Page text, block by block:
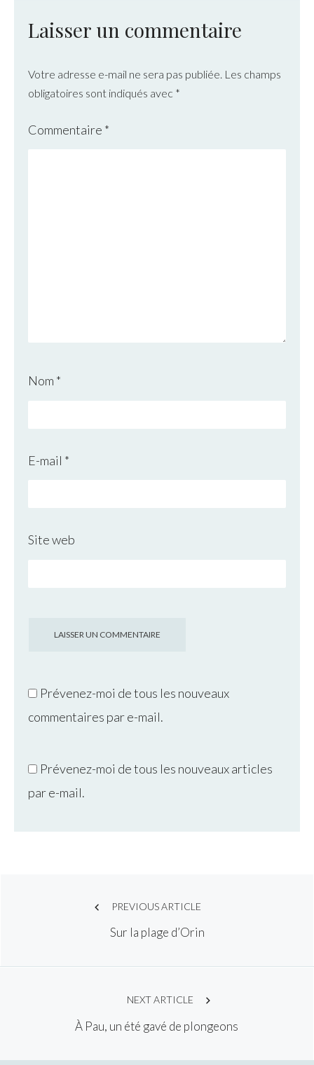
Laisser un commentaire
Votre adresse e-mail ne sera pas publiée. Les champs
obligatoires sont indiqués avec *
Commentaire *
Nom *
E-mail *
Site web
Prévenez-moi de tous les nouveaux
commentaires par e-mail.
Prévenez-moi de tous les nouveaux articles
par e-mail.
navigation
PREVIOUS ARTICLE
Sur la plage d’Orin
NEXT ARTICLE
À Pau, un été gavé de plongeons